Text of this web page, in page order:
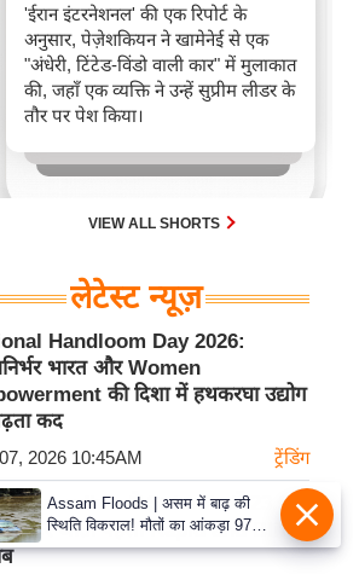
'ईरान इंटरनेशनल' की एक रिपोर्ट के
अनुसार, पेज़ेशकियन ने खामेनेई से एक
"अंधेरी, टिंटेड-विंडो वाली कार" में मुलाकात
की, जहाँ एक व्यक्ति ने उन्हें सुप्रीम लीडर के
तौर पर पेश किया।
VIEW ALL SHORTS
लेटेस्ट न्यूज़
Handloom Day 2026:
भारत और Women
की दिशा में हथकरघा उद्योग
कद
2026 10:45AM ट्रेंडिंग
ने St Louis में 23.5
जीता पहला Rapid and Blitz
Assam Floods | असम में बाढ़ की
स्थिति विकराल! मौतों का आंकड़ा 97
पहुंचा, 15 जिलों के 1.68 लाख लोग